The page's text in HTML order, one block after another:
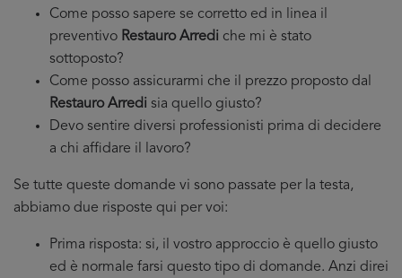
Come posso sapere se corretto ed in linea il
preventivo Restauro Arredi che mi è stato
sottoposto?
Come posso assicurarmi che il prezzo proposto dal
Restauro Arredi sia quello giusto?
Devo sentire diversi professionisti prima di decidere
a chi affidare il lavoro?
Se tutte queste domande vi sono passate per la testa,
abbiamo due risposte qui per voi:
Prima risposta: si, il vostro approccio è quello giusto
ed è normale farsi questo tipo di domande. Anzi direi